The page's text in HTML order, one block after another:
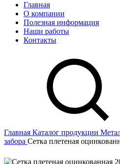
Главная
О компании
Полезная информация
Наши работы
Контакты
Главная Каталог продукции
забора Сетка плетеная